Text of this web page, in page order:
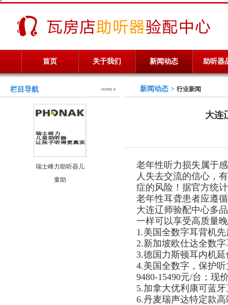
首页 关于我们 新闻动态 助听器
栏目导航
瑞士峰力助听器儿
童助
新闻动态 > 行业新闻
大连
老年性听力损失属于
人失去交流的信心，
症的风险！ 据官方统
老年性耳聋患者应遵
大连辽师验配中心多
一样可以享受高质量
1.美国全数字耳背机
2.新加坡欧仕达全数
3.德国力斯顿耳内机延
4.美国全数字，保护
9480-15490元/台；现
5.加拿大优利康可蓝
6.丹麦瑞声达特定款